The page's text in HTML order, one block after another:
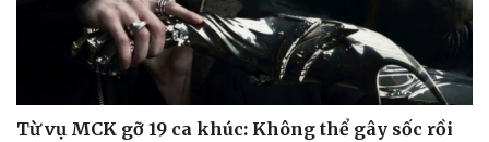
Từ vụ MCK gỡ 19 ca khúc: Không thể gây sốc rồi